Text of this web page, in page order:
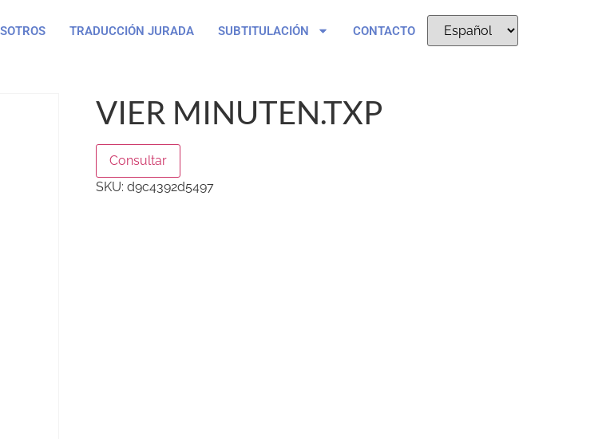
TRADUCCIÓN JURADA SUBTITULACIÓN CONTACTO
VIER MINUTEN.TXP
Consultar
SKU: d9c4392d5497